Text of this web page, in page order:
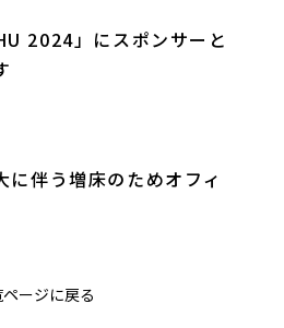
2024」にスポンサーと
に伴う増床のためオフィ
ージに戻る